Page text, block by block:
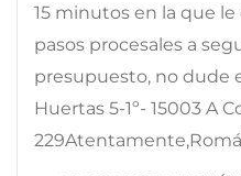
15 minutos en la que
pasos procesales a
presupuesto, no dude
Huertas 5-1º- 15003 A